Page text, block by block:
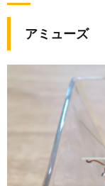
アミューズ